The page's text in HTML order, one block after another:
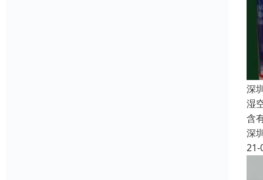
深
湿
含
深
21-